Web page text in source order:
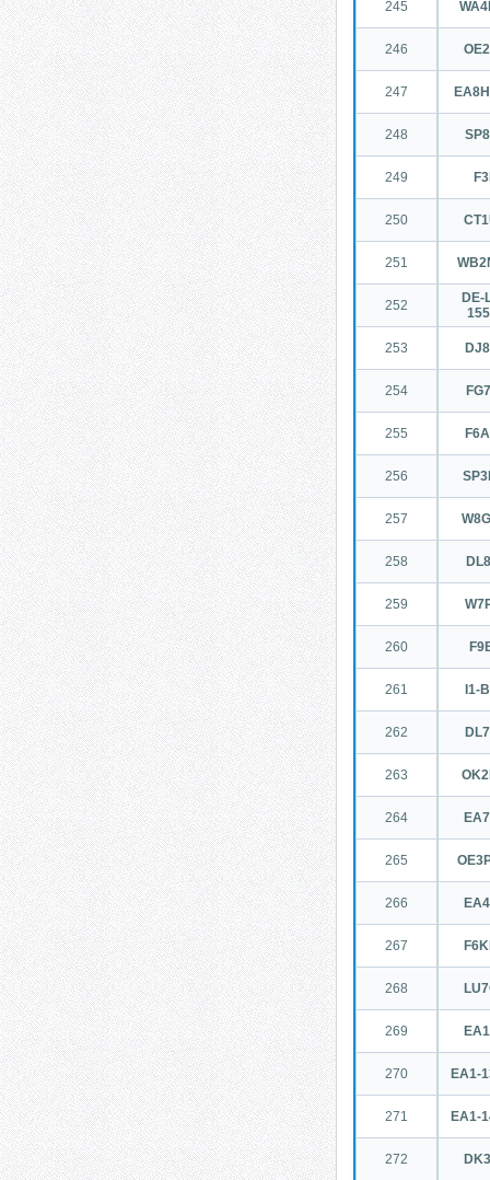
245
246
247
248
249
250
251
252
DE-
253
254
255
256
257
258
259
260
261 I1-
262
263
264
265
266
267
268
269
270 EA1-
271 EA1-
272